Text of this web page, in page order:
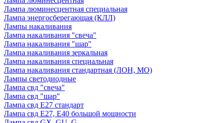
Лампа люминесцентная специальная
Лампа энергосберегающая (КЛЛ)
Лампы накаливания
Лампа накаливания "свеча"
Лампа накаливания "шар"
Лампа накаливания зеркальная
Лампа накаливания специальная
Лампа накаливания стандартная (ЛОН, МО)
Лампы светодиодные
Лампа свд "свеча"
Лампа свд "шар"
Лампа свд E27 стандарт
Лампа свд E27, Е40 большой мощности